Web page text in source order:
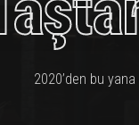
2020’den bu yana